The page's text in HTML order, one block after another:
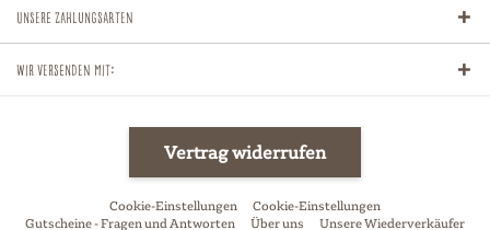
Unsere Zahlungsarten
Wir versenden mit:
Vertrag widerrufen
Cookie-Einstellungen
Cookie-Einstellungen
Gutscheine - Fragen und Antworten
Über uns Unsere Wiederverkäufer